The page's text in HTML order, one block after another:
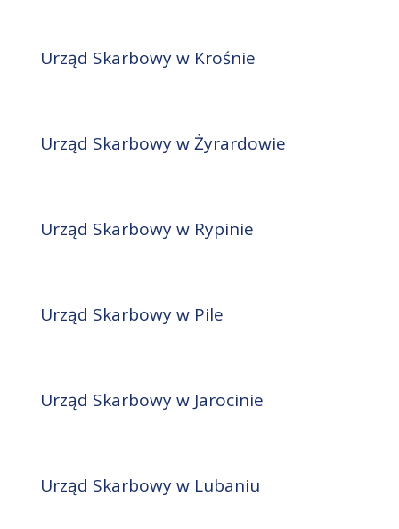
Urząd Skarbowy w Krośnie
Urząd Skarbowy w Żyrardowie
Urząd Skarbowy w Rypinie
Urząd Skarbowy w Pile
Urząd Skarbowy w Jarocinie
Urząd Skarbowy w Lubaniu